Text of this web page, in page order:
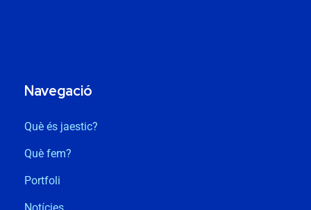
Navegació
Què és jaestic?
Què fem?
Portfoli